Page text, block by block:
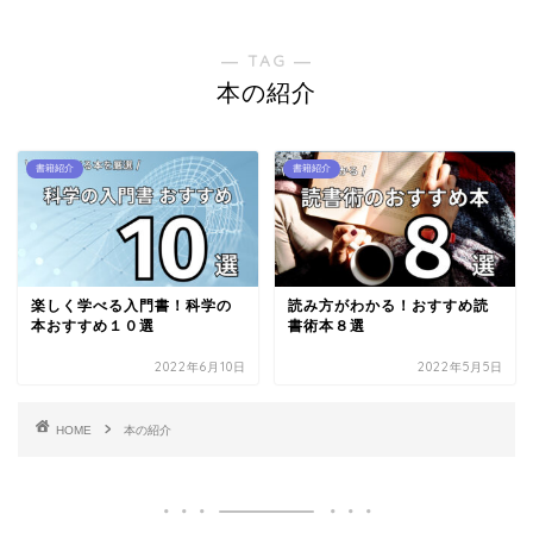
― TAG ―
本の紹介
書籍紹介
楽しく学べる入門書！科学の
本おすすめ１０選
2022年6月10日
書籍紹介
読み方がわかる！おすすめ読
書術本８選
2022年5月5日
HOME 本の紹介